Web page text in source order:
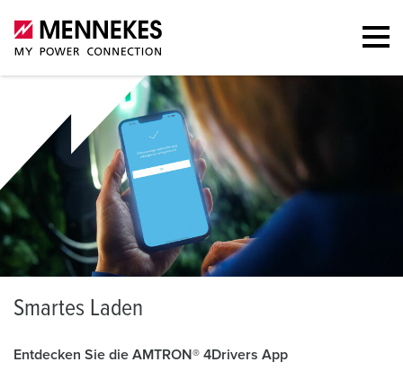
Smartes Laden
Entdecken Sie die AMTRON® 4Drivers App